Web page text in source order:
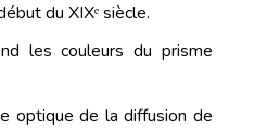
du XIXᵉ siècle.
les couleurs du prisme
optique de la diffusion de